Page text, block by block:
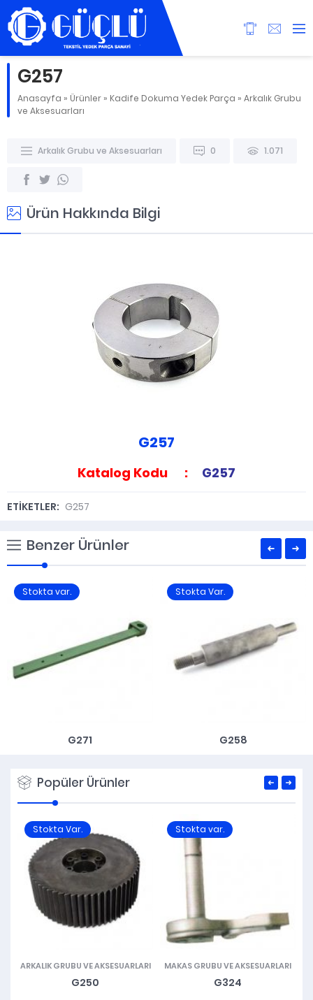
G257
Anasayfa » Ürünler » Kadife Dokuma Yedek Parça » Arkalık Grubu
ve Aksesuarları
Arkalık Grubu ve Aksesuarları 0 1.071
Ürün Hakkında Bilgi
G257
Katalog Kodu : G257
ETİKETLER: G257
Benzer Ürünler
Stokta var.
G271
Stokta Var.
G258
Popüler Ürünler
Stokta Var.
ARKALIK GRUBU VE AKSESUARLARI
G250
Stokta var.
MAKAS GRUBU VE AKSESUARLARI
G324